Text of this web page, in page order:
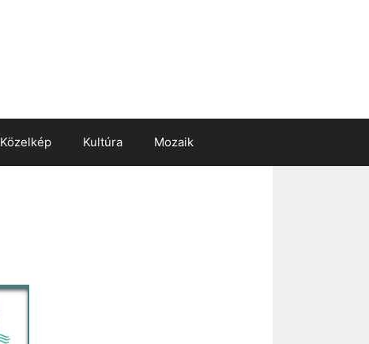
Közelkép Kultúra Mozaik